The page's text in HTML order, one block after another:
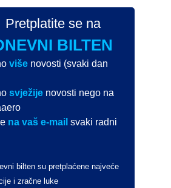
Pretplatite se na
BILTEN
više novosti (svaki dan
svježije novosti nego na
na vaš e-mail svaki radni
bilten su pretplaćene najveće
i zračne luke